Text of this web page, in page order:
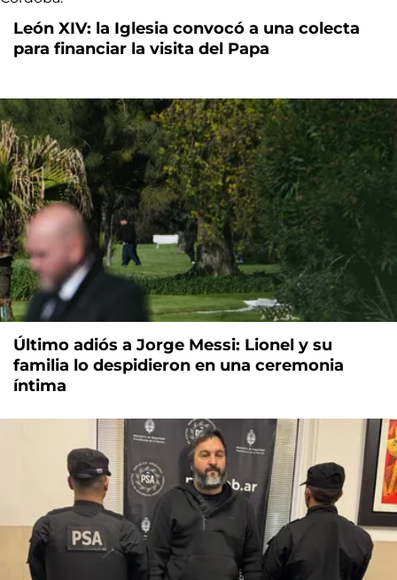
León XIV: la Iglesia convocó a una colecta
para financiar la visita del Papa
Último adiós a Jorge Messi: Lionel y su
familia lo despidieron en una ceremonia
íntima